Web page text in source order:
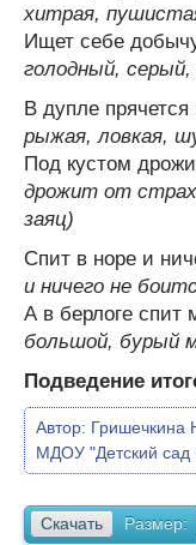
хитрая,
Ищет себе
голодный,
В дупле прячется
рыжая, ловкая,
Под кустом
дрожит от
заяц)
Спит в норе и
и ничего не
А в берлоге спит
большой, бурый
Подведение
Автор: Гришечкина
МДОУ "Детский сад
Скачать Размер: